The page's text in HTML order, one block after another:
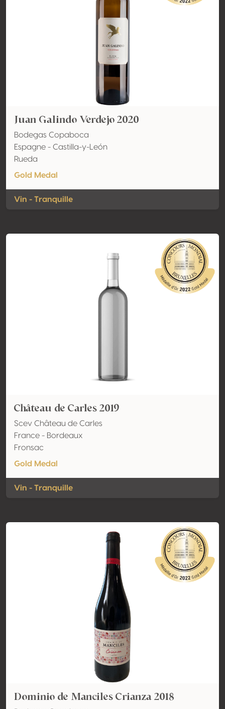
Juan Galindo Verdejo 2020
Bodegas Copaboca
Espagne - Castilla-y-León
Rueda
Gold Medal
Vin - Tranquille
Château de Carles 2019
Scev Château de Carles
France - Bordeaux
Fronsac
Gold Medal
Vin - Tranquille
Dominio de Manciles Crianza 2018